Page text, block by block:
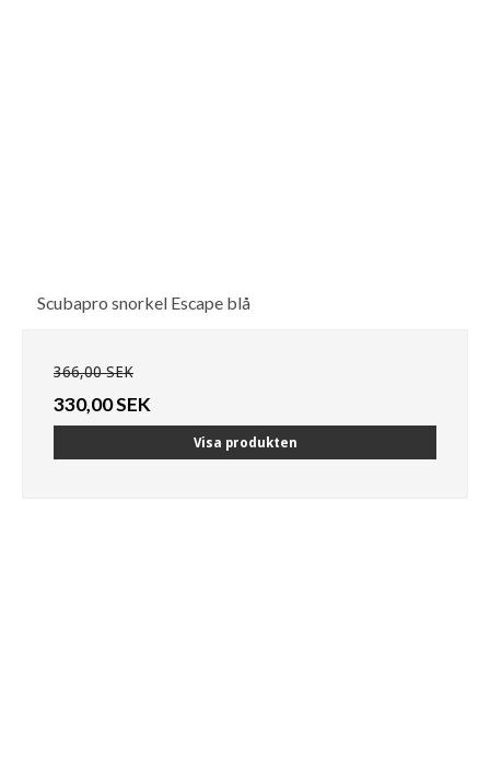
Scubapro snorkel Escape blå
366,00 SEK
330,00 SEK
Visa produkten